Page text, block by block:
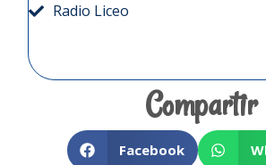
Radio Liceo
Compartir
Facebook